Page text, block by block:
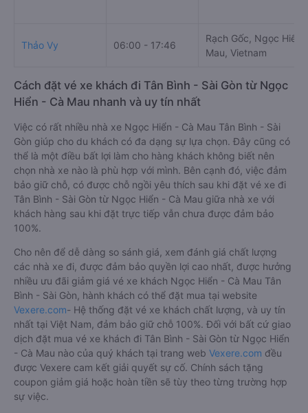
Thảo Vy 06:00 - 17:46
Rạch Gốc, Ngọc Hiển
Mau, Vietnam
Cách đặt vé xe khách đi Tân Bình - Sài Gòn từ Ngọc
Hiển - Cà Mau nhanh và uy tín nhất
Việc có rất nhiều nhà xe Ngọc Hiển - Cà Mau Tân Bình - Sài
Gòn giúp cho du khách có đa dạng sự lựa chọn. Đây cũng có
thể là một điều bất lợi làm cho hàng khách không biết nên
chọn nhà xe nào là phù hợp với mình. Bên cạnh đó, việc đảm
bảo giữ chỗ, có được chỗ ngồi yêu thích sau khi đặt vé xe đi
Tân Bình - Sài Gòn từ Ngọc Hiển - Cà Mau giữa nhà xe với
khách hàng sau khi đặt trực tiếp vẫn chưa được đảm bảo
100%.
Cho nên để dễ dàng so sánh giá, xem đánh giá chất lượng
các nhà xe đi, được đảm bảo quyền lợi cao nhất, được hưởng
nhiều ưu đãi giảm giá vé xe khách Ngọc Hiển - Cà Mau Tân
Bình - Sài Gòn, hành khách có thể đặt mua tại website
Vexere.com- Hệ thống đặt vé xe khách chất lượng, và uy tín
nhất tại Việt Nam, đảm bảo giữ chỗ 100%. Đối với bất cứ giao
dịch đặt mua vé xe khách đi Tân Bình - Sài Gòn từ Ngọc Hiển
- Cà Mau nào của quý khách tại trang web Vexere.com đều
được Vexere cam kết giải quyết sự cố. Chính sách tặng
coupon giảm giá hoặc hoàn tiền sẽ tùy theo từng trường hợp
sự việc.